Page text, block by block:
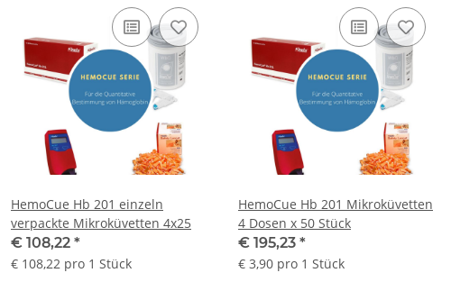
HemoCue Hb 201 einzeln
verpackte Mikroküvetten 4x25
€ 108,22 *
€ 108,22 pro 1 Stück
HemoCue Hb 201 Mikroküvetten
4 Dosen x 50 Stück
€ 195,23 *
€ 3,90 pro 1 Stück